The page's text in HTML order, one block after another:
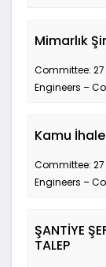
Mimarlık
Committee:
Engineers –
Kamu
Committee:
Engineers –
ŞANTİYE
TALEP